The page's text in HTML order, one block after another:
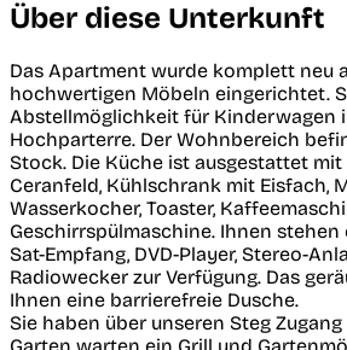
Über diese Unterkunft
Das Apartment wurde komplett neu
hochwertigen Möbeln eingerichtet.
Abstellmöglichkeit für Kinderwagen
Hochparterre. Der Wohnbereich
Stock. Die Küche ist ausgestattet
Ceranfeld, Kühlschrank mit Eisfach,
Wasserkocher, Toaster,
Geschirrspülmaschine. Ihnen stehen
Sat-Empfang, DVD-Player, Stereo-
Radiowecker zur Verfügung. Das
Ihnen eine barrierefreie Dusche.
Sie haben über unseren Steg Zugang